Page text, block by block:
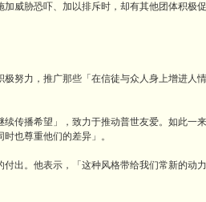
加威胁恐吓、加以排斥时，却有其他团体积极
极努力，推广那些「在信徒与众人身上增进人
续传播希望」，致力于推动普世友爱。如此一
也尊重他们的差异」。
付出。他表示，「这种风格带给我们常新的动